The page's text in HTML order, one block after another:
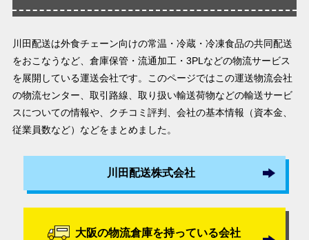
川田配送は外食チェーン向けの常温・冷蔵・冷凍食品の共同配送
をおこなうなど、倉庫保管・流通加工・3PLなどの物流サービス
を展開している運送会社です。このページではこの運送物流会社
の物流センター、取引路線、取り扱い輸送荷物などの輸送サービ
スについての情報や、クチコミ評判、会社の基本情報（資本金、
従業員数など）などをまとめました。
川田配送株式会社
大阪の物流倉庫を持っている会社